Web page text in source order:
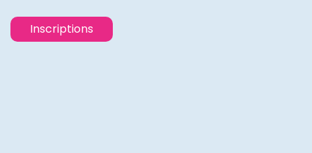
Inscriptions